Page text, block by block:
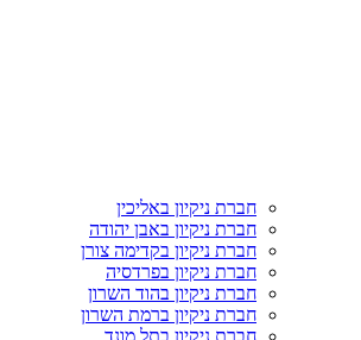
חברת ניקיון באליכין
חברת ניקיון באבן יהודה
חברת ניקיון בקדימה צורן
חברת ניקיון בפרדסיה
חברת ניקיון בהוד השרון
חברת ניקיון ברמת השרון
חברת ניקיון בתל מונד